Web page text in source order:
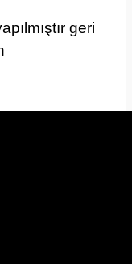
geri